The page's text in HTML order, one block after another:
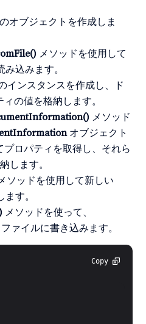
オブジェクトを作成しま
メソッドを使用して
込みます。
インスタンスを作成し、ド
の値を格納します。
メソッド
オブジェクト
ロパティを取得し、それら
します。
ソッドを使用して新しい
す。
メソッドを使って、
ァイルに書き込みます。
Copy